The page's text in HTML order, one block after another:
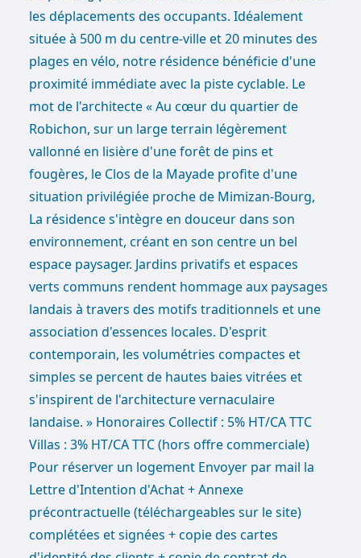
les déplacements des occupants. Idéalement
située à 500 m du centre-ville et 20 minutes des
plages en vélo, notre résidence bénéficie d'une
proximité immédiate avec la piste cyclable. Le
mot de l'architecte « Au cœur du quartier de
Robichon, sur un large terrain légèrement
vallonné en lisière d'une forêt de pins et
fougères, le Clos de la Mayade profite d'une
situation privilégiée proche de Mimizan-Bourg,
La résidence s'intègre en douceur dans son
environnement, créant en son centre un bel
espace paysager. Jardins privatifs et espaces
verts communs rendent hommage aux paysages
landais à travers des motifs traditionnels et une
association d'essences locales. D'esprit
contemporain, les volumétries compactes et
simples se percent de hautes baies vitrées et
s'inspirent de l'architecture vernaculaire
landaise. » Honoraires Collectif : 5% HT/CA TTC
Villas : 3% HT/CA TTC (hors offre commerciale)
Pour réserver un logement Envoyer par mail la
Lettre d'Intention d'Achat + Annexe
précontractuelle (téléchargeables sur le site)
complétées et signées + copie des cartes